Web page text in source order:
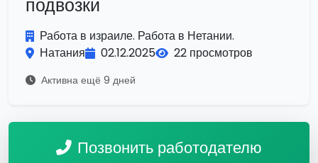
подвозки
Работа в израиле. Работа в Нетании.
Натания
02.12.2025 22 просмотров
Активна ещё 9 дней
Позвонить работодателю